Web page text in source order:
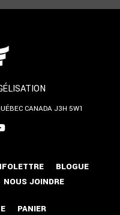
CANADA J3H 5W1
BLOGUE
NOUS JOINDRE
PANIER